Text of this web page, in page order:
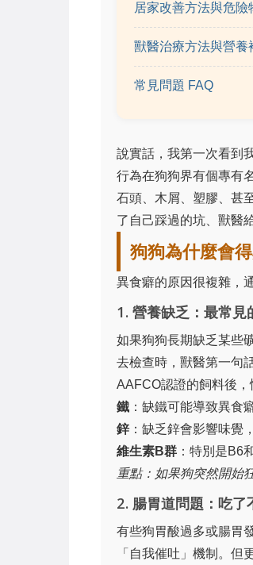
居家改善方法與危險
獸醫治療方法與營養
常見問題 FAQ
說實話，我第一次看到
行為在狗狗界有個專
石頭、木屑、塑膠、甚
了自己踩過的坑、獸醫
狗狗為什麼會
異食癖的原因很複雜，
1. 營養缺乏：最常見
如果狗狗長期缺乏某些
去檢查時，獸醫第一句
AAFCO認證的飼料後，
鐵 ：缺鐵可能導致異食
鋅：缺乏鋅會影響味覺
維生素B群 ：特別是B6
重點：如果狗突然開始
2. 腸胃道問題：吃
有些狗胃酸過多或腸胃
「自我催吐」機制。